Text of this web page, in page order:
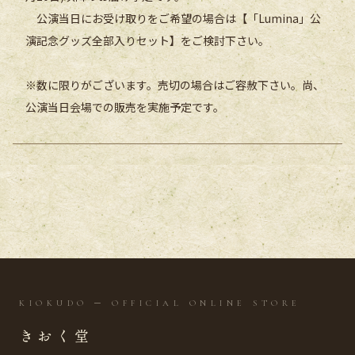
公演当日にお受け取りをご希望の場合は【「Lumina」公
演記念グッズ全部入りセット】をご検討下さい。
※数に限りがございます。売切の場合はご容赦下さい。尚、
公演当日会場での販売を実施予定です。
KIOKUDO ─ OFFICIAL ONLINE STORE
きおく堂